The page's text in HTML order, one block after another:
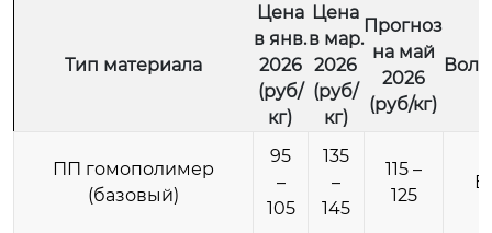
Тип материала
Цена
в янв.
2026
(руб/
кг)
Цена
в мар.
2026
(руб/
кг)
Прогноз
на май
2026
(руб/кг)
ПП гомополимер
(базовый)
95
–
105
135
–
145
115 –
125